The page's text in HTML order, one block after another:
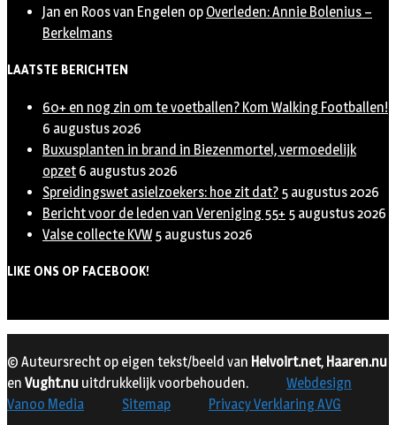
Jan en Roos van Engelen op Overleden: Annie Bolenius –
Berkelmans
LAATSTE BERICHTEN
60+ en nog zin om te voetballen? Kom Walking Footballen!
6 augustus 2026
Buxusplanten in brand in Biezenmortel, vermoedelijk
opzet 6 augustus 2026
Spreidingswet asielzoekers: hoe zit dat? 5 augustus 2026
Bericht voor de leden van Vereniging 55+ 5 augustus 2026
Valse collecte KVW 5 augustus 2026
LIKE ONS OP FACEBOOK!
© Auteursrecht op eigen tekst/beeld van Helvoirt.net, Haaren.nu
en Vught.nu uitdrukkelijk voorbehouden.
Webdesign
Vanoo Media
Sitemap Privacy Verklaring AVG